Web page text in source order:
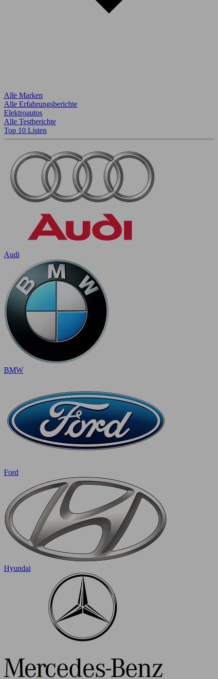
Alle Marken
Alle Erfahrungsberichte
Elektroautos
Alle Testberichte
Top 10 Listen
Audi
BMW
Ford
Hyundai